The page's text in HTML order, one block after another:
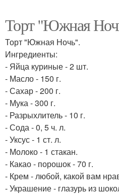
Торт "Южная
Торт "Южная Ночь".
Ингредиенты:
- Яйца куриные - 2 шт.
- Масло - 150 г.
- Сахар - 200 г.
- Мука - 300 г.
- Разрыхлитель - 10 г.
- Сода - 0, 5 ч. л.
- Уксус - 1 ст. л.
- Молоко - 1 стакан.
- Какао - порошок - 70 г.
- Крем - любой, какой вам
- Украшение - глазурь из